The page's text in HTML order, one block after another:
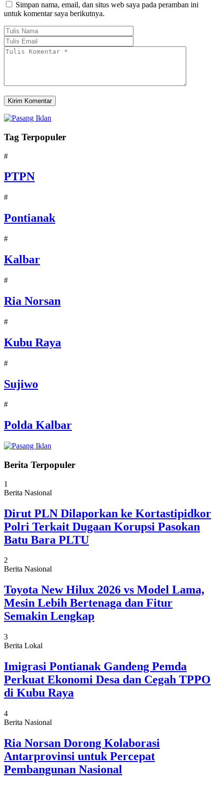
Simpan nama, email, dan situs web saya pada peramban ini
untuk komentar saya berikutnya.
Tag Terpopuler
#
PTPN
#
Pontianak
#
Kalbar
#
Ria Norsan
#
Kubu Raya
#
Sujiwo
#
Polda Kalbar
Berita Terpopuler
1
Berita Nasional
Dirut PLN Dilaporkan ke Kortastipidkor
Polri Terkait Dugaan Korupsi Pasokan
Batu Bara PLTU
2
Berita Nasional
Toyota New Hilux 2026 vs Model Lama,
Mesin Lebih Bertenaga dan Fitur
Semakin Lengkap
3
Berita Lokal
Imigrasi Pontianak Gandeng Pemda
Perkuat Ekonomi Desa dan Cegah TPPO
di Kubu Raya
4
Berita Nasional
Ria Norsan Dorong Kolaborasi
Antarprovinsi untuk Percepat
Pembangunan Nasional